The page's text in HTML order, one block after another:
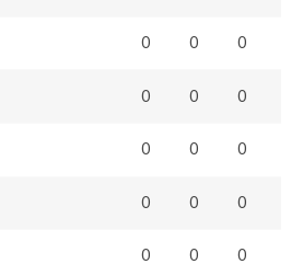
0 0 0
0 0 0
0 0 0
0 0 0
0 0 0